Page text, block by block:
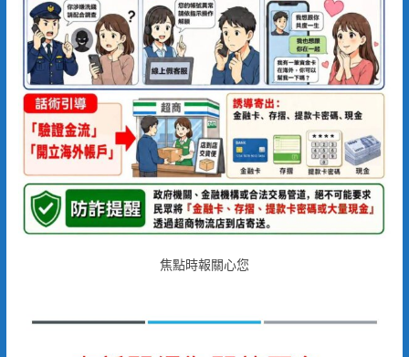
焦點時報關心您